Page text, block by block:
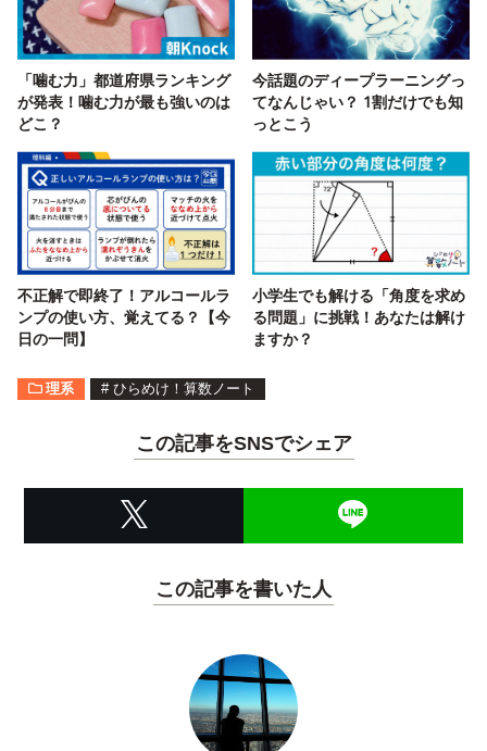
「噛む力」都道府県ランキング
が発表！噛む力が最も強いのは
どこ？
今話題のディープラーニングっ
てなんじゃい？ 1割だけでも知
っとこう
不正解で即終了！アルコールラ
ンプの使い方、覚えてる？【今
日の一問】
小学生でも解ける「角度を求め
る問題」に挑戦！あなたは解け
ますか？
理系 # ひらめけ！算数ノート
この記事をSNSでシェア
この記事を書いた人